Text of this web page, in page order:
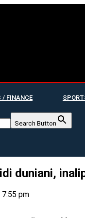
/ FINANCE
Search Button
duniani,
7:55 pm